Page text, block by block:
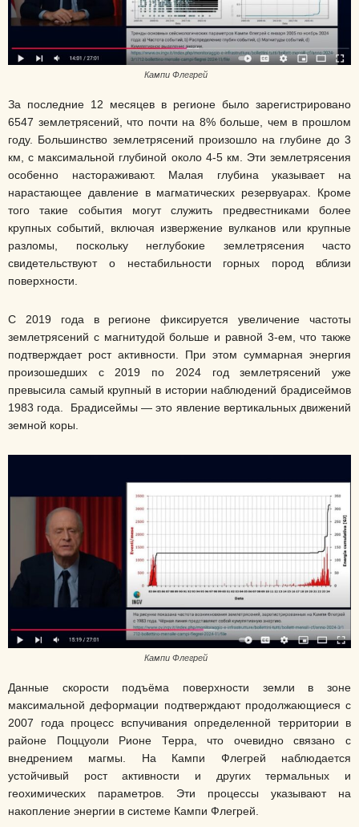
Кампи Флегрей
За последние 12 месяцев в регионе было зарегистрировано
6547 землетрясений, что почти на 8% больше, чем в прошлом
году. Большинство землетрясений произошло на глубине до 3
км, с максимальной глубиной около 4-5 км. Эти землетрясения
особенно настораживают. Малая глубина указывает на
нарастающее давление в магматических резервуарах. Кроме
того такие события могут служить предвестниками более
крупных событий, включая извержение вулканов или крупные
разломы, поскольку неглубокие землетрясения часто
свидетельствуют о нестабильности горных пород вблизи
поверхности.
С 2019 года в регионе фиксируется увеличение частоты
землетрясений с магнитудой больше и равной 3-ем, что также
подтверждает рост активности. При этом суммарная энергия
произошедших с 2019 по 2024 год землетрясений уже
превысила самый крупный в истории наблюдений брадисеймов
1983 года. Брадисеймы — это явление вертикальных движений
земной коры.
Кампи Флегрей
Данные скорости подъёма поверхности земли в зоне
максимальной деформации подтверждают продолжающиеся с
2007 года процесс вспучивания определенной территории в
районе Поццуоли Рионе Терра, что очевидно связано с
внедрением магмы. На Кампи Флегрей наблюдается
устойчивый рост активности и других термальных и
геохимических параметров. Эти процессы указывают на
накопление энергии в системе Кампи Флегрей.